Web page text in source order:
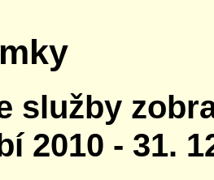
služby
2010 - 31.